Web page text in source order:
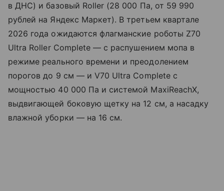
в ДНС) и базовый Roller (28 000 Па, от 59 990
рублей на Яндекс Маркет). В третьем квартале
2026 года ожидаются флагманские роботы Z70
Ultra Roller Complete — с распушением мопа в
режиме реального времени и преодолением
порогов до 9 см — и V70 Ultra Complete с
мощностью 40 000 Па и системой MaxiReachX,
выдвигающей боковую щетку на 12 см, а насадку
влажной уборки — на 16 см.